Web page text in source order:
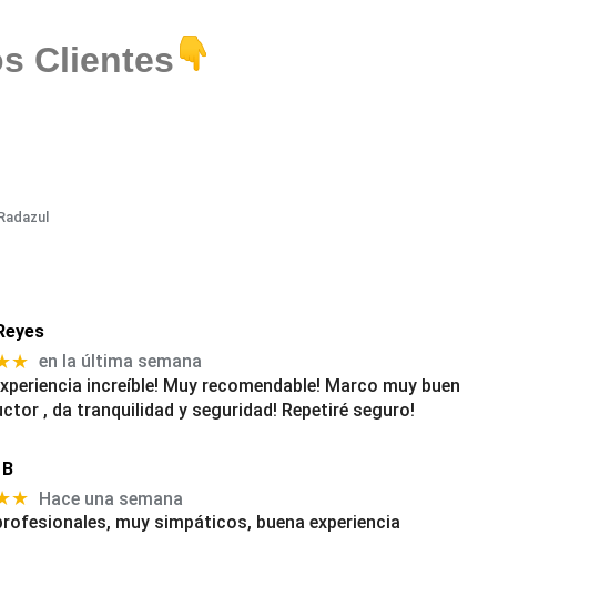
Clientes
en la última semana
increíble! Muy recomendable! Marco muy buen
, da tranquilidad y seguridad! Repetiré seguro!
Hace una semana
muy simpáticos, buena experiencia